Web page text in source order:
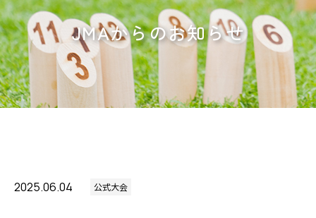
JMAからのお知らせ
2025.06.04 公式大会